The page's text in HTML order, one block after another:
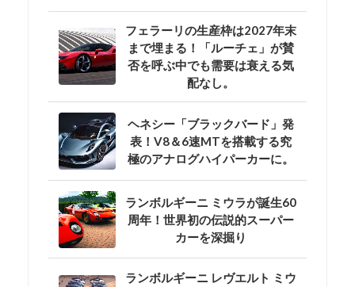
フェラーリの生産枠は2027年末
まで埋まる！「ルーチェ」が賛
否を呼ぶ中でも需要は衰える気
配なし。
ヘネシー「ブラックバード」発
表！V8＆6速MTを搭載する究
極のアナログハイパーカーに。
ランボルギーニ ミウラが誕生60
周年！世界初の伝説的スーパー
カーを深掘り
ランボルギーニ レヴエルト ミウ